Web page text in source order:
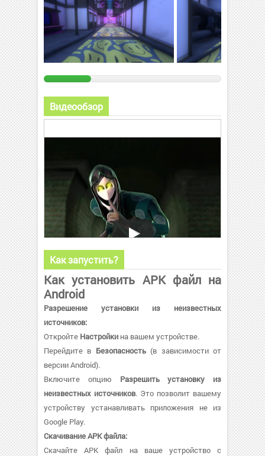
Видеообзор
Как запустить?
Как установить APK файл на
Android
Разрешение установки из неизвестных
источников:
Откройте Настройки на вашем устройстве.
Перейдите в Безопасность(в зависимости от
версии Android).
Включите опцию Разрешить установку из
неизвестных источников. Это позволит вашему
устройству устанавливать приложения не из
Google Play.
Скачивание APK файла:
Скачайте APK файл на ваше устройство с